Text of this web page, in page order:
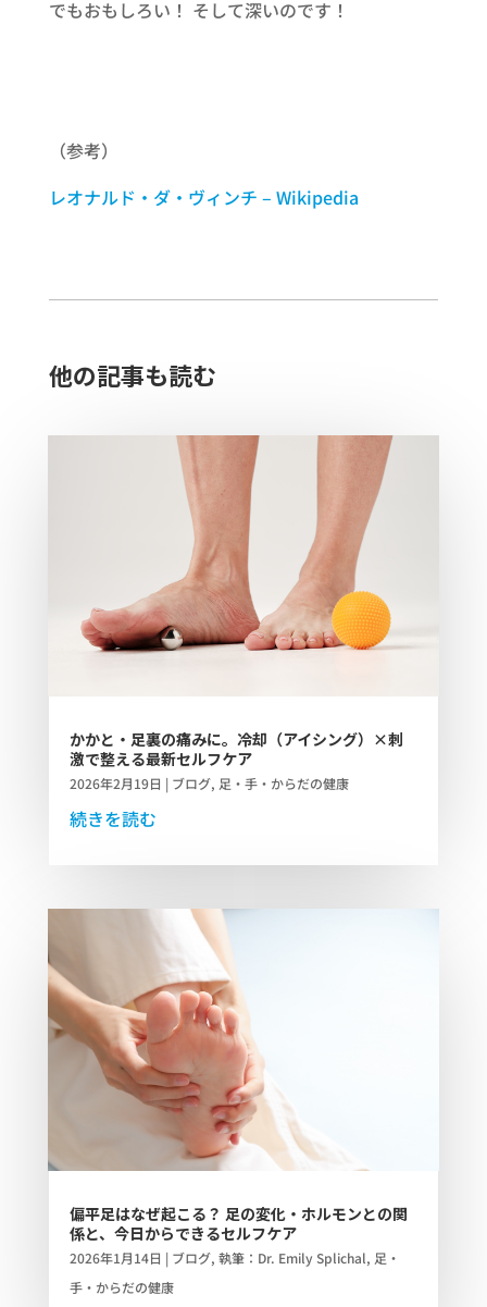
でもおもしろい！ そして深いのです！
（参考）
レオナルド・ダ・ヴィンチ – Wikipedia
他の記事も読む​
かかと・足裏の痛みに。冷却（アイシング）×刺
激で整える最新セルフケア
2026年2月19日 | ブログ, 足・手・からだの健康
続きを読む
偏平足はなぜ起こる？ 足の変化・ホルモンとの関
係と、今日からできるセルフケア
2026年1月14日 | ブログ, 執筆：Dr. Emily Splichal, 足・
手・からだの健康